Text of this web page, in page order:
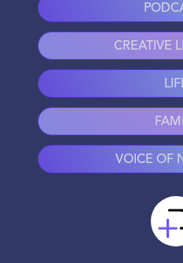
CREATIVE
VOICE OF